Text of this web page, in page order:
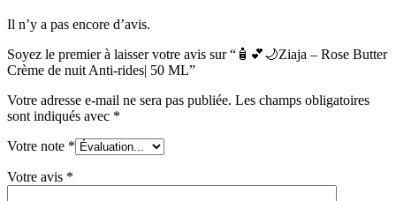
Il n’y a pas encore d’avis.
Soyez le premier à laisser votre avis sur “🧴💕🌙Ziaja – Rose Butter
Crème de nuit Anti-rides| 50 ML”
Votre adresse e-mail ne sera pas publiée. Les champs obligatoires
sont indiqués avec *
Votre note *
Votre avis *